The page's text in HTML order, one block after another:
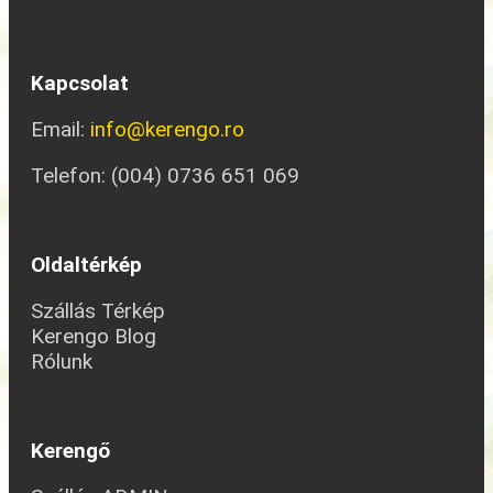
Kapcsolat
Email: info@kerengo.ro
Telefon: (004) 0736 651 069
Oldaltérkép
Szállás Térkép
Kerengo Blog
Rólunk
Kerengő